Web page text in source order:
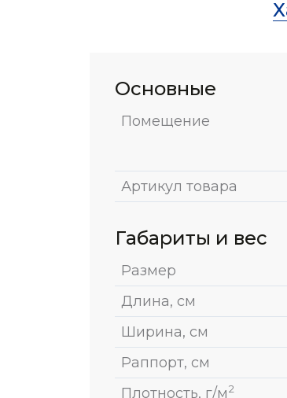
Основные
Помещение
Артикул товара
Габариты и вес
Размер
Длина, см
Ширина, см
Раппорт, см
Плотность, г/м2